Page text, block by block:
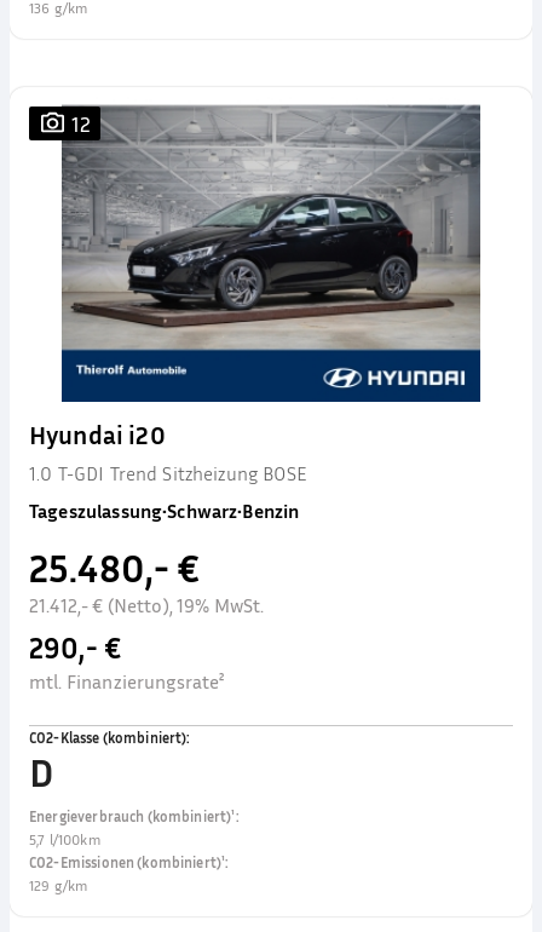
136 g/km
12
Hyundai i20
1.0 T-GDI Trend Sitzheizung BOSE
Tageszulassung•Schwarz•Benzin
25.480,- €
21.412,- € (Netto), 19% MwSt.
290,- €
mtl. Finanzierungsrate²
CO2-Klasse (kombiniert):
D
Energieverbrauch (kombiniert)¹:
5,7 l/100km
CO2-Emissionen (kombiniert)¹:
129 g/km